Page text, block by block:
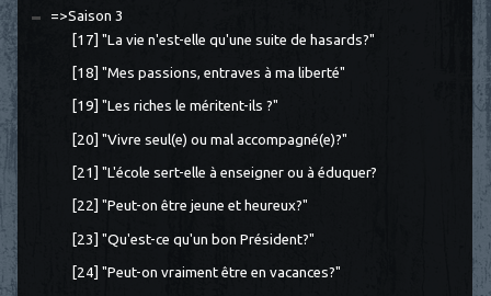
=>Saison 3
[17] "La vie n'est-elle qu'une suite de hasards?"
[18] "Mes passions, entraves à ma liberté"
[19] "Les riches le méritent-ils ?"
[20] "Vivre seul(e) ou mal accompagné(e)?"
[21] "L'école sert-elle à enseigner ou à éduquer?
[22] "Peut-on être jeune et heureux?"
[23] "Qu'est-ce qu'un bon Président?"
[24] "Peut-on vraiment être en vacances?"